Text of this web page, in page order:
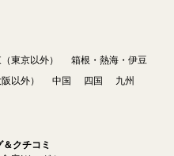
東京以外）
箱根・熱海・伊豆
以外） 中国 四国
九州
クチコミ